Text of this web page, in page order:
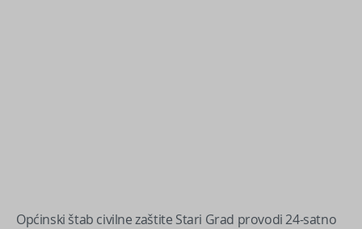
Općinski štab civilne zaštite Stari Grad provodi 24-satno